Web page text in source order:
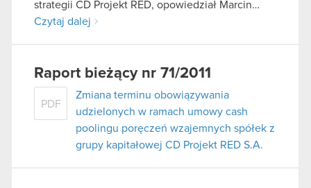
strategii CD Projekt RED, opowiedział Marcin…
Czytaj dalej
Raport bieżący nr 71/2011
PDF
Zmiana terminu obowiązywania
udzielonych w ramach umowy cash
poolingu poręczeń wzajemnych spółek z
grupy kapitałowej CD Projekt RED S.A.